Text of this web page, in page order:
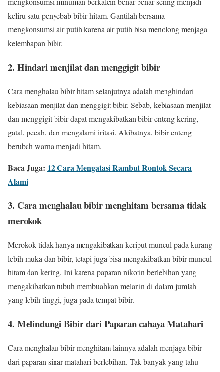
keliru satu penyebab bibir hitam. Gantilah bersama
mengkonsumsi air putih karena air putih bisa menolong menjaga
kelembapan bibir.
2. Hindari menjilat dan menggigit bibir
Cara menghalau bibir hitam selanjutnya adalah menghindari
kebiasaan menjilat dan menggigit bibir. Sebab, kebiasaan menjilat
dan menggigit bibir dapat mengakibatkan bibir enteng kering,
gatal, pecah, dan mengalami iritasi. Akibatnya, bibir enteng
berubah warna menjadi hitam.
Baca Juga: 12 Cara Mengatasi Rambut Rontok Secara
Alami
3. Cara menghalau bibir menghitam bersama tidak
merokok
Merokok tidak hanya mengakibatkan keriput muncul pada kurang
lebih muka dan bibir, tetapi juga bisa mengakibatkan bibir muncul
hitam dan kering. Ini karena paparan nikotin berlebihan yang
mengakibatkan tubuh membuahkan melanin di dalam jumlah
yang lebih tinggi, juga pada tempat bibir.
4. Melindungi Bibir dari Paparan cahaya Matahari
Cara menghalau bibir menghitam lainnya adalah menjaga bibir
dari paparan sinar matahari berlebihan. Tak banyak yang tahu